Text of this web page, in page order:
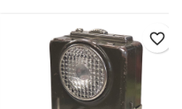
favorite_border